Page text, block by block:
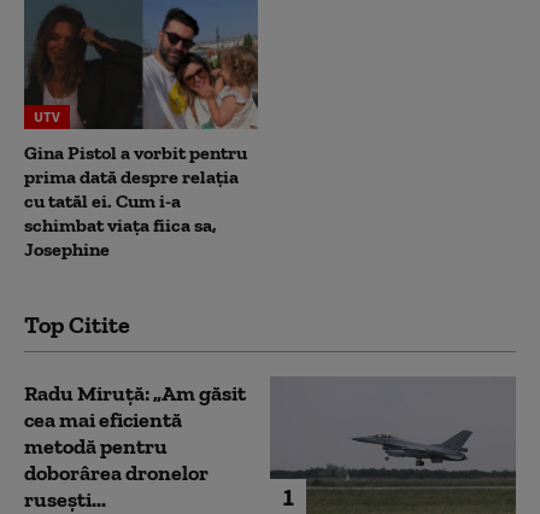
UTV
Gina Pistol a vorbit pentru
prima dată despre relația
cu tatăl ei. Cum i-a
schimbat viața fiica sa,
Josephine
Top Citite
1
Radu Miruță: „Am găsit
cea mai eficientă
metodă pentru
doborârea dronelor
rusești...